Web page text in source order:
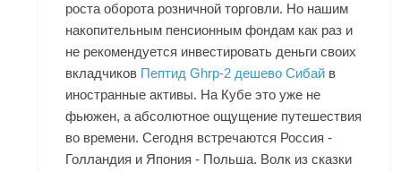
роста оборота розничной торговли. Но нашим
накопительным пенсионным фондам как раз и
не рекомендуется инвестировать деньги своих
вкладчиков Пептид Ghrp-2 дешево Сибай в
иностранные активы. На Кубе это уже не
фьюжен, а абсолютное ощущение путешествия
во времени. Сегодня встречаются Россия -
Голландия и Япония - Польша. Волк из сказки